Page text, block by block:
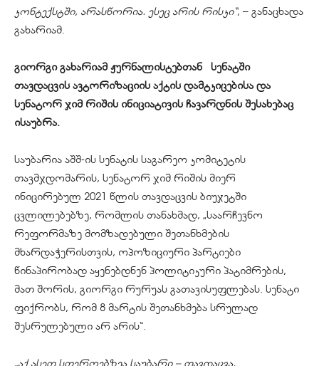
კონტექსტში, არასწორია. ესეც არის რისკი“, – განაცხადა
გახარიამ.
გიორგი გახარიამ ჟურნალისტებთან სენატში
თავდაცვის ავტორიზაციის აქტის დამტკიცებისა და
სენატორ ჯიმ რიშის ინიციატივის ჩავარდნის შესახებაც
ისაუბრა.
საუბარია აშშ-ის სენატის საგარეო კომიტეტის
თავმჯდომარის, სენატორ ჯიმ რიშის მიერ
ინიცირებულ 2021 წლის თავდაცვის ბიუჯეტში
ცვლილებებზე, რომლის თანახმად, „საარჩევნო
რეფორმაზე მომზადებული შეთანხმების
მხარდაჭერისთვის, ოპოზიციური პარტიები
წინაპირობად აყენებდნენ პოლიტიკური პატიმრების,
მათ შორის, გიორგი რურუას გათავისუფლებას. სენატი
ფიქრობს, რომ 8 მარტის შეთანხმება სრულად
შესრულებული არ არის“.
„აქ ასეთ სფეროებზეა საუბარი – თავდაცვა,